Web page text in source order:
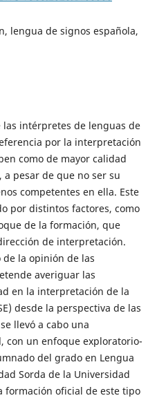
lengua de signos española,
intérpretes de lenguas de
por la interpretación
como de mayor calidad
pesar de que no ser su
competentes en ella. Este
por distintos factores, como
de la formación, que
de interpretación.
la opinión de las
averiguar las
en la interpretación de la
desde la perspectiva de las
llevó a cabo una
con un enfoque exploratorio-
del grado en Lengua
Sorda de la Universidad
formación oficial de este tipo